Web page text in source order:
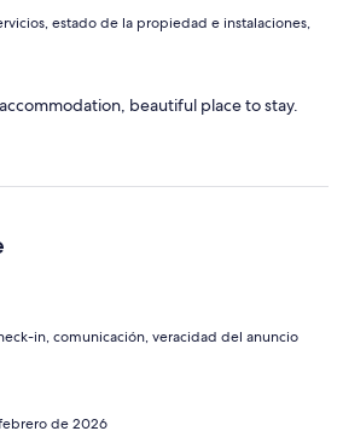
estado de la propiedad e instalaciones,
beautiful place to stay.
in, comunicación, veracidad del anuncio
de 2026